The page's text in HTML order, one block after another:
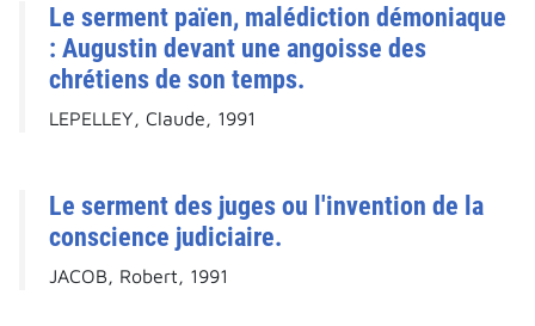
Le serment païen, malédiction démoniaque
: Augustin devant une angoisse des
chrétiens de son temps.
LEPELLEY, Claude, 1991
Le serment des juges ou l'invention de la
conscience judiciaire.
JACOB, Robert, 1991